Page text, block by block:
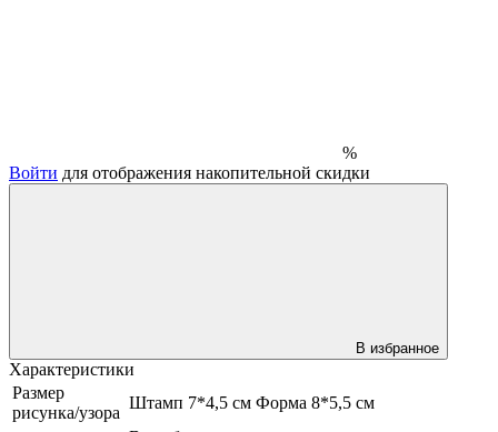
%
Войти для отображения накопительной скидки
В избранное
Характеристики
Размер
рисунка/узора
Штамп 7*4,5 см Форма 8*5,5 см